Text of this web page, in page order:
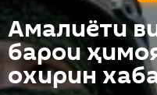
Амалиёти
барои
охирин